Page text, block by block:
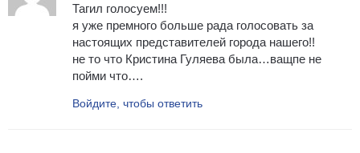
Тагил голосуем!!!
я уже премного больше рада голосовать за
настоящих представителей города нашего!!
не то что Кристина Гуляева была…ващпе не
пойми что….
Войдите, чтобы ответить